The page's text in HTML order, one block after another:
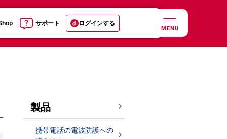
サポート ログインする
MENU
製品
携帯電話の電波防護への